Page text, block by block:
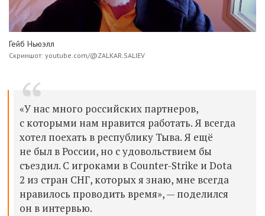
Гейб Ньюэлл
Скриншот: youtube.com/@ZALKAR.SALIEV
«У нас много российских партнеров,
с которыми нам нравится работать. Я всегда
хотел поехать в республику Тыва. Я ещё
не был в России, но с удовольствием бы
съездил. С игроками в Counter-Strike и Dota
2 из стран СНГ, которых я знаю, мне всегда
нравилось проводить время», — поделился
он в интервью.